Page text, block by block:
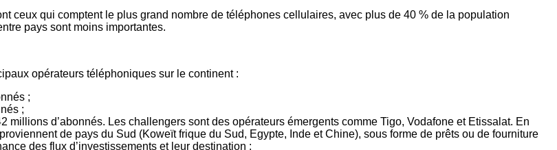
ceux qui comptent le plus grand nombre de téléphones cellulaires, avec plus de 40 % de la population
pays sont moins importantes.
opérateurs téléphoniques sur le continent :
;
;
d’abonnés. Les challengers sont des opérateurs émergents comme Tigo, Vodafone et Etissalat. En
de pays du Sud (Koweït frique du Sud, Egypte, Inde et Chine), sous forme de prêts ou de fourniture
des flux d’investissements et leur destination :